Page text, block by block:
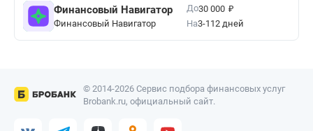
Финансовый Навигатор
Финансовый Навигатор
До30 000 ₽
На3-112 дней
© 2014-2026 Сервис подбора финансовых услуг
Brobank.ru, официальный сайт.